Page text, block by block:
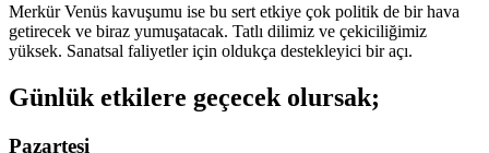
Merkür Venüs kavuşumu ise bu sert etkiye çok politik de bir hava
getirecek ve biraz yumuşatacak. Tatlı dilimiz ve çekiciliğimiz
yüksek. Sanatsal faliyetler için oldukça destekleyici bir açı.
Günlük etkilere geçecek olursak;
Pazartesi